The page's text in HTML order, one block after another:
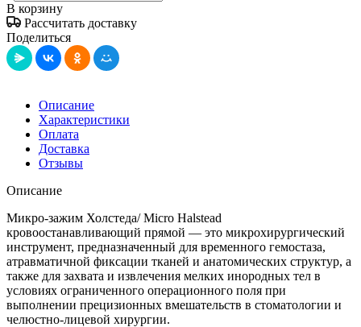
В корзину
Рассчитать доставку
Поделиться
Описание
Характеристики
Оплата
Доставка
Отзывы
Описание
Микро-зажим Холстеда/ Micro Halstead
кровоостанавливающий прямой — это микрохирургический
инструмент, предназначенный для временного гемостаза,
атравматичной фиксации тканей и анатомических структур, а
также для захвата и извлечения мелких инородных тел в
условиях ограниченного операционного поля при
выполнении прецизионных вмешательств в стоматологии и
челюстно-лицевой хирургии.